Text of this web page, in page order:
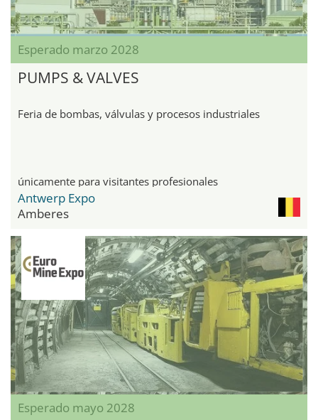
Esperado marzo 2028
PUMPS & VALVES
Feria de bombas, válvulas y procesos industriales
únicamente para visitantes profesionales
Antwerp Expo
Amberes
Esperado mayo 2028